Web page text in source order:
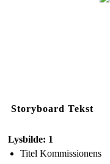
Storyboard Tekst
Lysbilde: 1
Titel Kommissionens